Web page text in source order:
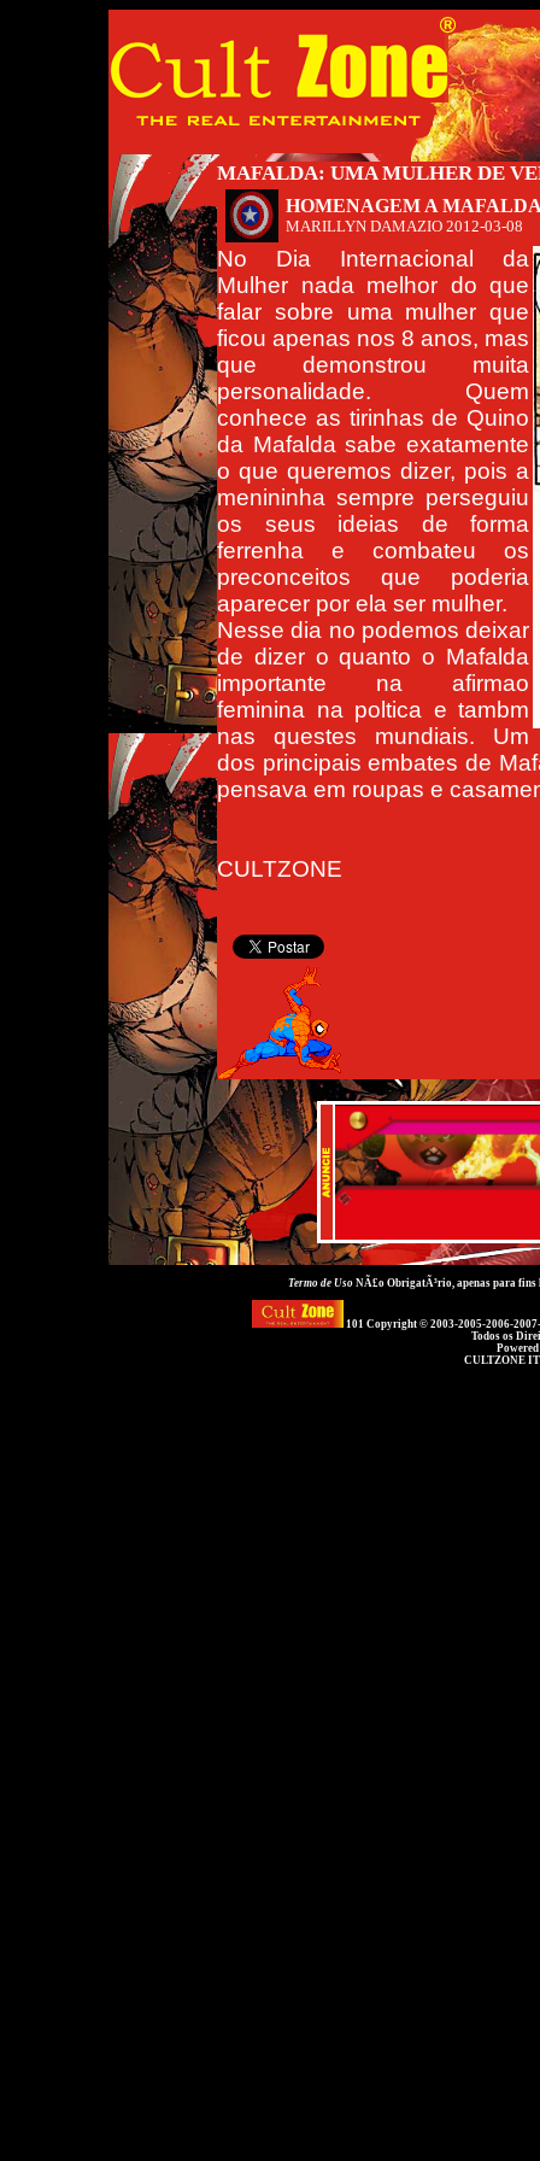
MAFALDA: UMA MULHER DE
HOMENAGEM A
MARILLYN DAMAZIO 2012-03-08
No Dia Internacional da
Mulher nada melhor do que
falar sobre uma mulher que
ficou apenas nos 8 anos, mas
que demonstrou muita
personalidade. Quem
conhece as tirinhas de Quino
da Mafalda sabe exatamente
o que queremos dizer, pois a
menininha sempre perseguiu
os seus ideias de forma
ferrenha e combateu os
preconceitos que poderia
aparecer por ela ser mulher.
Nesse dia no podemos deixar
de dizer o quanto o Mafalda
importante na afirmao
feminina na poltica e tambm
nas questes mundiais. Um
dos principais embates de
pensava em roupas e
CULTZONE
Termo de UsoNÃ£o ObrigatÃ³rio, apenas para
101 Copyright © 2003-2005-2006-
Todos os
CULTZONE